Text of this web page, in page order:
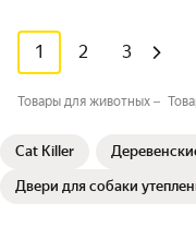
1 2 3
Товары для животных
Cat Killer
Двери для собаки